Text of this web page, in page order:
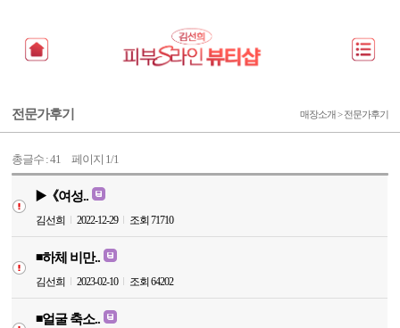
전문가후기 매장소개 > 전문가후기
총글수 :41 페이지 1/1
▶️《여성..
김선희 2022-12-29 조회 71710
◾️하체 비만..
김선희 2023-02-10 조회 64202
◾️얼굴 축소..